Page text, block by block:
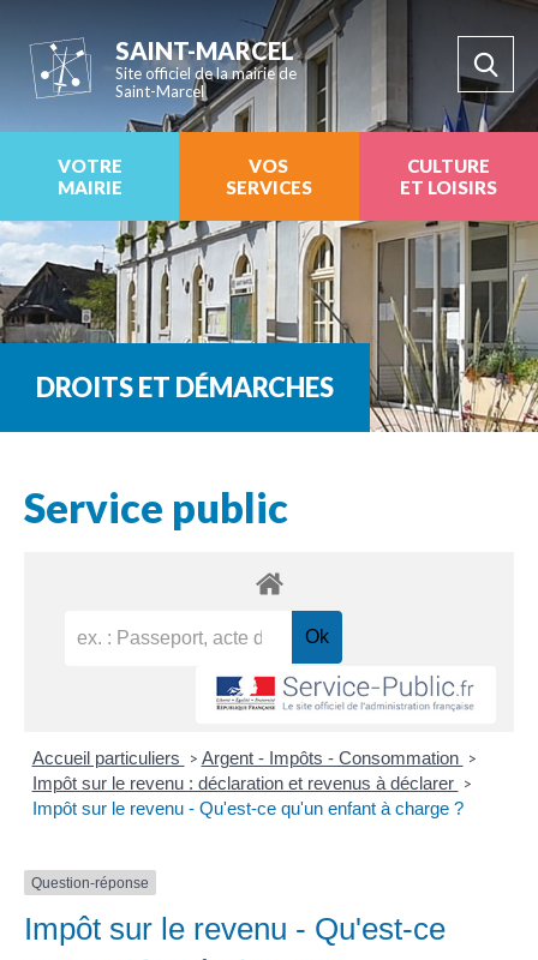
SAINT-MARCEL
Site officiel de la mairie de
Saint-Marcel
VOTRE
MAIRIE
VOS
SERVICES
CULTURE
ET LOISIRS
DROITS ET DÉMARCHES
Service public
Accueil particuliers > Argent - Impôts - Consommation >
Impôt sur le revenu : déclaration et revenus à déclarer >
Impôt sur le revenu - Qu'est-ce qu'un enfant à charge ?
Question-réponse
Impôt sur le revenu - Qu'est-ce